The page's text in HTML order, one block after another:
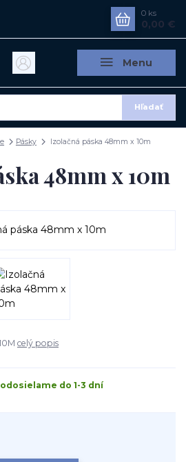
Menu
Hľadať
0 ks
0,00 €
Pásky Izolačná páska 48mm x 10m
48mm x 10m
celý popis
do 1-3 dní